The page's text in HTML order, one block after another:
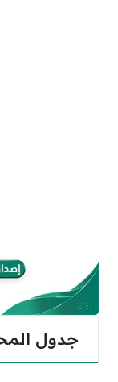
جدول